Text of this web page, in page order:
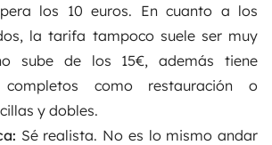
los 10 euros. En cuanto a los
la tarifa tampoco suele ser muy
sube de los 15€, además tiene
como restauración o
y dobles.
Sé realista. No es lo mismo andar